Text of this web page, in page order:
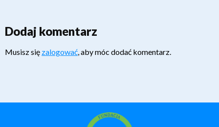
Dodaj komentarz
Musisz się zalogować, aby móc dodać komentarz.